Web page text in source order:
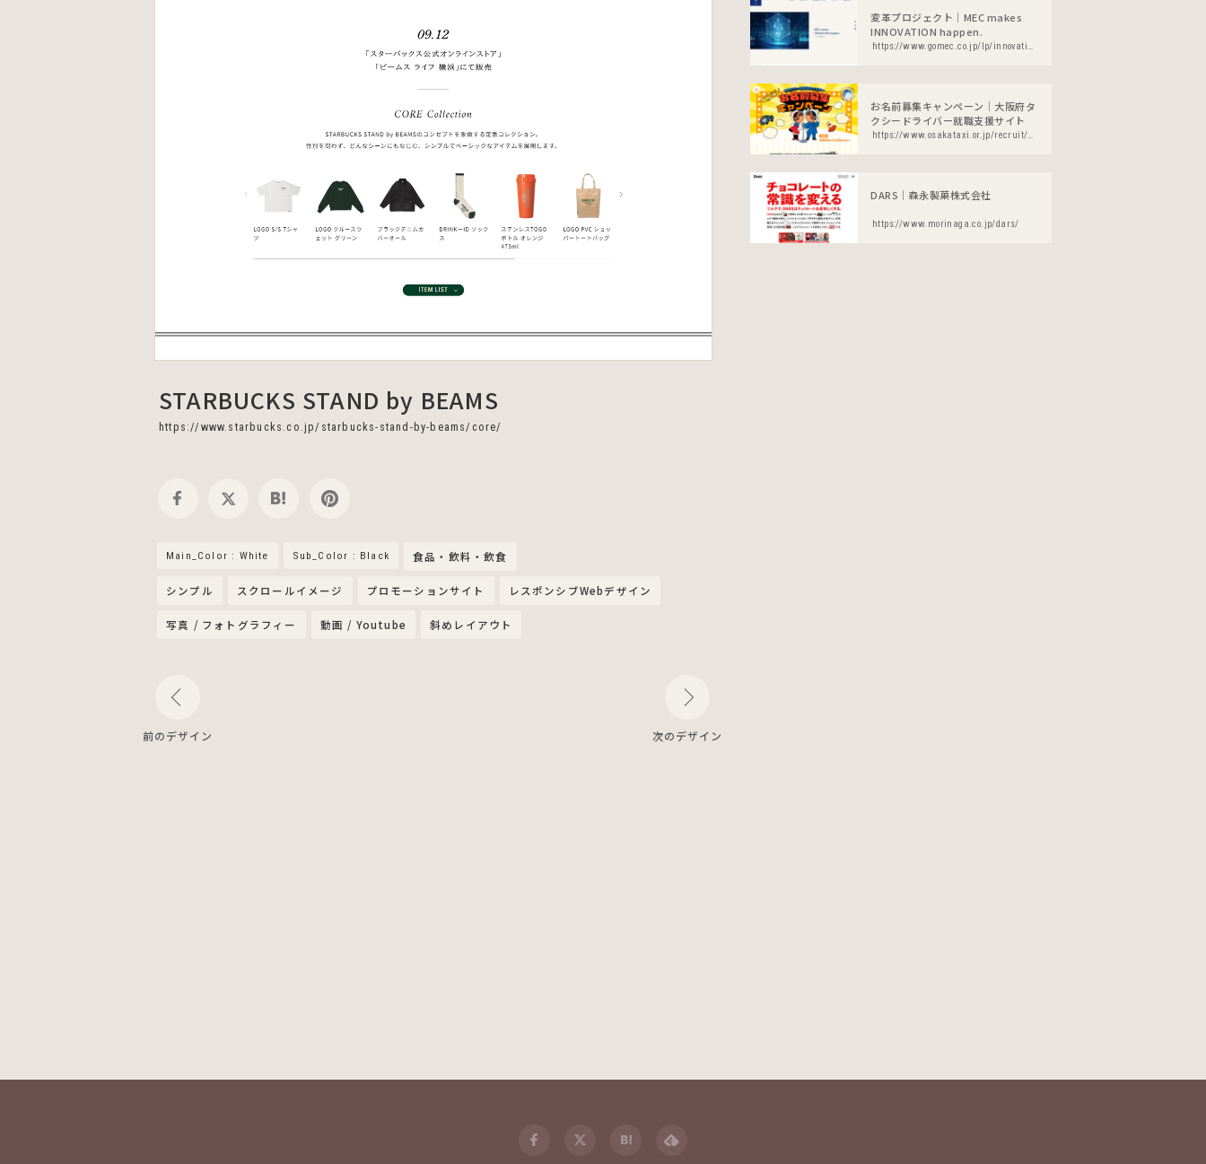
STARBUCKS STAND by BEAMS
https://www.starbucks.co.jp/starbucks-stand-by-beams/core/
Main_Color : White Sub_Color : Black 食品・飲料・飲食
シンプル スクロールイメージ プロモーションサイト レスポンシブWebデザイン
写真 / フォトグラフィー 動画 / Youtube 斜めレイアウト
変革プロジェクト｜MEC makes
INNOVATION happen.
https://www.gomec.co.jp/lp/innovation/
お名前募集キャンペーン｜大阪府タ
クシードライバー就職支援サイト
https://www.osakataxi.or.jp/recruit/character/
DARS｜森永製菓株式会社
https://www.morinaga.co.jp/dars/